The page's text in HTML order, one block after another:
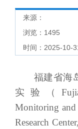
来源：
浏览： 1495
时间：2025-10-
福建省海
实验（
Monitoring and
Research